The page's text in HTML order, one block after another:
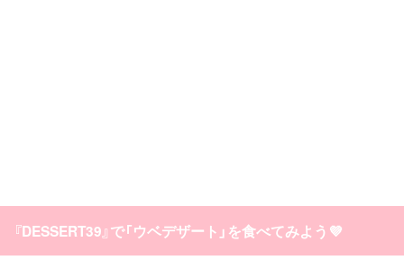
『DESSERT39』で「ウベデザート」を食べてみよう💜